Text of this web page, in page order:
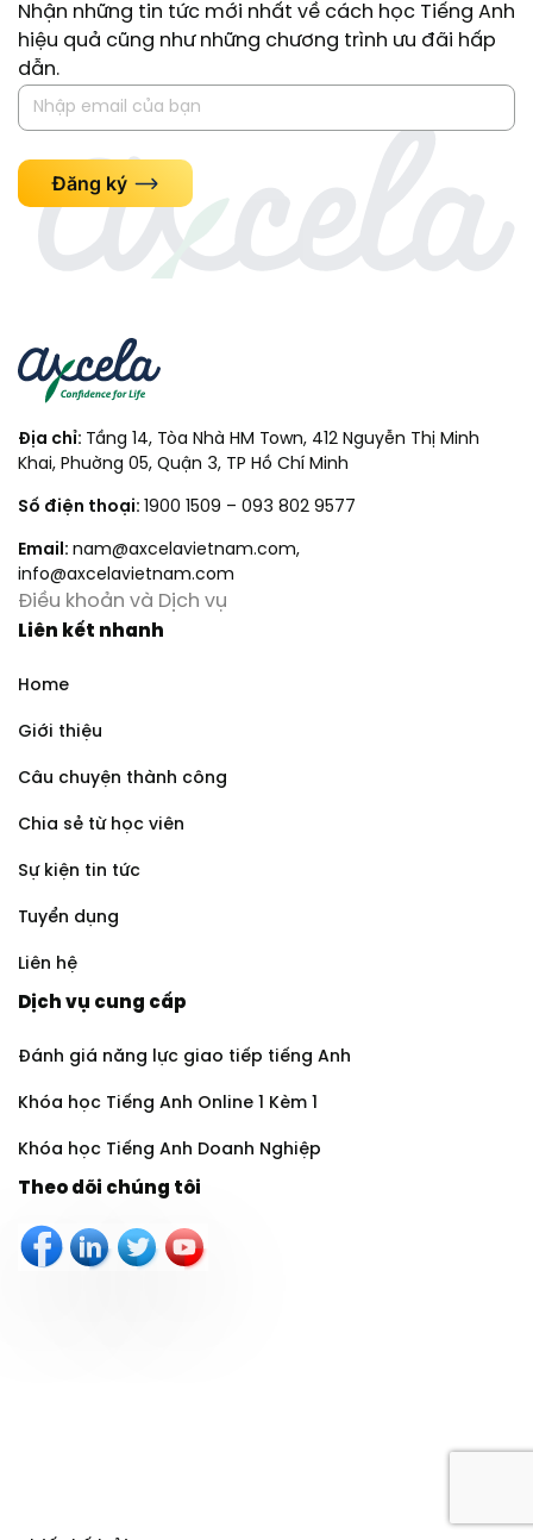
Nhận những tin tức mới nhất về cách học Tiếng Anh
hiệu quả cũng như những chương trình ưu đãi hấp
dẫn.
Đăng ký
Địa chỉ: Tầng 14, Tòa Nhà HM Town, 412 Nguyễn Thị Minh
Khai, Phuờng 05, Quận 3, TP Hồ Chí Minh
Số điện thoại: 1900 1509 – 093 802 9577
Email: nam@axcelavietnam.com,
info@axcelavietnam.com
Điều khoản và Dịch vụ
Liên kết nhanh
Home
Giới thiệu
Câu chuyện thành công
Chia sẻ từ học viên
Sự kiện tin tức
Tuyển dụng
Liên hệ
Dịch vụ cung cấp
Đánh giá năng lực giao tiếp tiếng Anh
Khóa học Tiếng Anh Online 1 Kèm 1
Khóa học Tiếng Anh Doanh Nghiệp
Theo dõi chúng tôi